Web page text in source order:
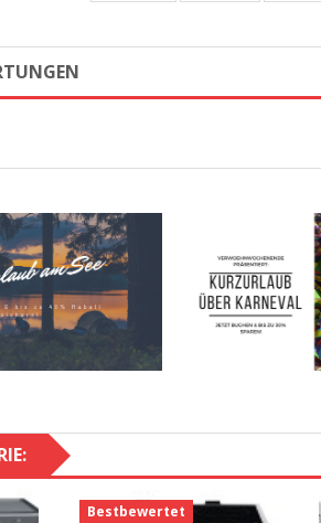
Bestbewertet